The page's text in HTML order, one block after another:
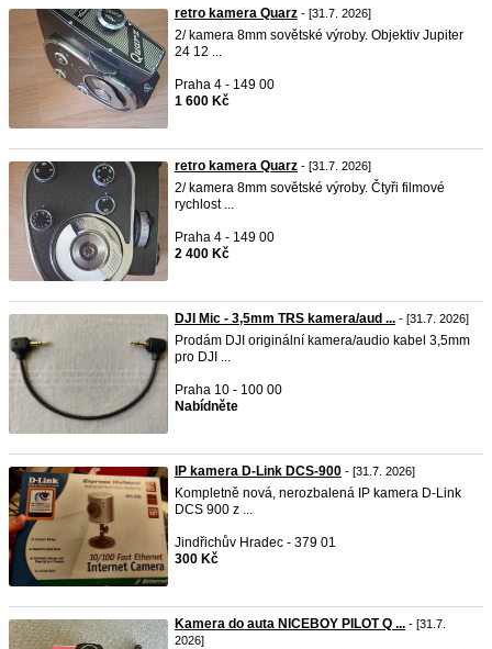
retro kamera Quarz - [31.7. 2026]
2/ kamera 8mm sovětské výroby. Objektiv Jupiter
24 12 ...
Praha 4 - 149 00
1 600 Kč
retro kamera Quarz - [31.7. 2026]
2/ kamera 8mm sovětské výroby. Čtyři filmové
rychlost ...
Praha 4 - 149 00
2 400 Kč
DJI Mic - 3,5mm TRS kamera/aud ... - [31.7. 2026]
Prodám DJI originální kamera/audio kabel 3,5mm
pro DJI ...
Praha 10 - 100 00
Nabídněte
IP kamera D-Link DCS-900 - [31.7. 2026]
Kompletně nová, nerozbalená IP kamera D-Link
DCS 900 z ...
Jindřichův Hradec - 379 01
300 Kč
Kamera do auta NICEBOY PILOT Q ... - [31.7.
2026]